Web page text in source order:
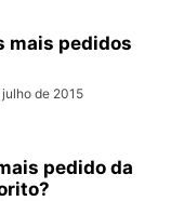
mais pedidos
julho de 2015
pedido da